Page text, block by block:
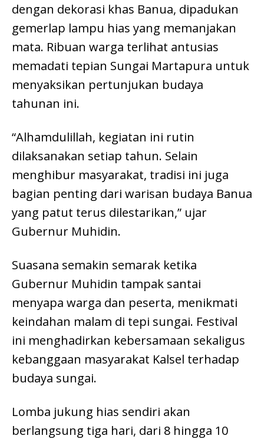
dengan dekorasi khas Banua, dipadukan
gemerlap lampu hias yang memanjakan
mata. Ribuan warga terlihat antusias
memadati tepian Sungai Martapura untuk
menyaksikan pertunjukan budaya
tahunan ini.
“Alhamdulillah, kegiatan ini rutin
dilaksanakan setiap tahun. Selain
menghibur masyarakat, tradisi ini juga
bagian penting dari warisan budaya Banua
yang patut terus dilestarikan,” ujar
Gubernur Muhidin.
Suasana semakin semarak ketika
Gubernur Muhidin tampak santai
menyapa warga dan peserta, menikmati
keindahan malam di tepi sungai. Festival
ini menghadirkan kebersamaan sekaligus
kebanggaan masyarakat Kalsel terhadap
budaya sungai.
Lomba jukung hias sendiri akan
berlangsung tiga hari, dari 8 hingga 10